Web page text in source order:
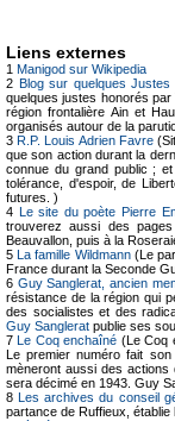
Liens externes
1 Manigod sur Wikipedia
2 Blog sur quelques
quelques justes honorés
région frontalière Ain et
organisés autour de la
3R.P. Louis Adrien Favre
que son action durant la
connue du grand public ;
tolérance, d'espoir, de
futures. )
4 Le site du poète Pierre
trouverez aussi des
Beauvallon, puis à la
5La famille Wildmann(Le
France durant la Seconde
6 Guy Sanglerat, ancien
résistance de la région qui
des socialistes et des
Guy Sanglerat publie ses
7Le Coq enchaîné (Le Coq
Le premier numéro fait
mèneront aussi des
sera décimé en 1943. Guy
8Les archives du conseil
partance de Ruffieux, établie